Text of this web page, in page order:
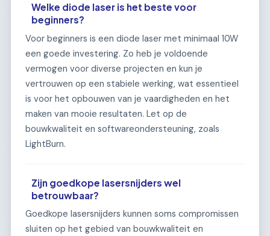
Welke diode laser is het beste voor
beginners?
Voor beginners is een diode laser met minimaal 10W
een goede investering. Zo heb je voldoende
vermogen voor diverse projecten en kun je
vertrouwen op een stabiele werking, wat essentieel
is voor het opbouwen van je vaardigheden en het
maken van mooie resultaten. Let op de
bouwkwaliteit en softwareondersteuning, zoals
LightBurn.
Zijn goedkope lasersnijders wel
betrouwbaar?
Goedkope lasersnijders kunnen soms compromissen
sluiten op het gebied van bouwkwaliteit en